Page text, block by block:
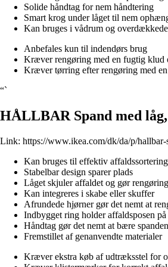
Solide håndtag for nem håndtering
Smart krog under låget til nem
Kan bruges i vådrum og
Anbefales kun til indendørs brug
Kræver rengøring med en fugtig klud
Kræver tørring efter rengøring med
“`
HÅLLBAR Spand med
Link: https://www.ikea.com/dk/da/p/
Kan bruges til effektiv affaldssortering
Stabelbar design sparer plads
Låget skjuler affaldet og gør
Kan integreres i skabe eller skuffer
Afrundede hjørner gør det nemt at
Indbygget ring holder affaldsposen på
Håndtag gør det nemt at bære spanden
Fremstillet af genanvendte materialer
Kræver ekstra køb af udtræksstel for